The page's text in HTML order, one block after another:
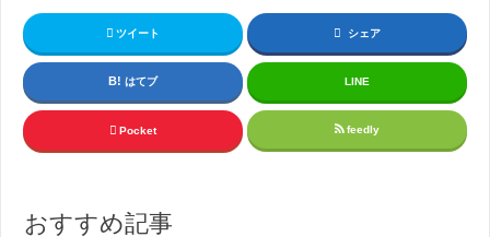
ツイート シェア
はてブ LINE
Pocket feedly
おすすめ記事